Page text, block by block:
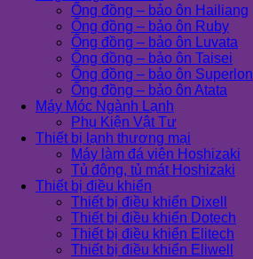
Ống đồng – bảo ôn Hailiang
Ống đồng – bảo ôn Ruby
Ống đồng – bảo ôn Luvata
Ống đồng – bảo ôn Taisei
Ống đồng – bảo ôn Superlon
Ống đồng – bảo ôn Atata
Máy Móc Ngành Lạnh
Phụ Kiện Vật Tư
Thiết bị lạnh thương mại
Máy làm đá viên Hoshizaki
Tủ đông, tủ mát Hoshizaki
Thiết bị điều khiển
Thiết bị điều khiển Dixell
Thiết bị điều khiển Dotech
Thiết bị điều khiển Elitech
Thiết bị điều khiển Eliwell